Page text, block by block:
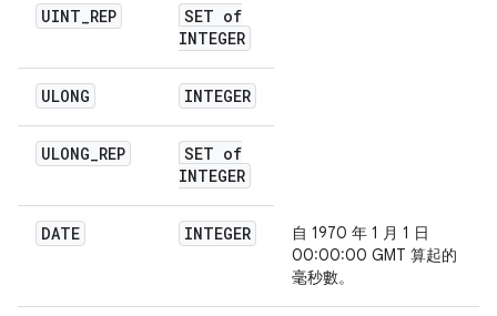
UINT_REP
SET of
INTEGER
ULONG INTEGER
ULONG_REP
SET of
INTEGER
DATE INTEGER
自 1970 年 1 月 1 日
00:00:00 GMT 算起的
毫秒數。